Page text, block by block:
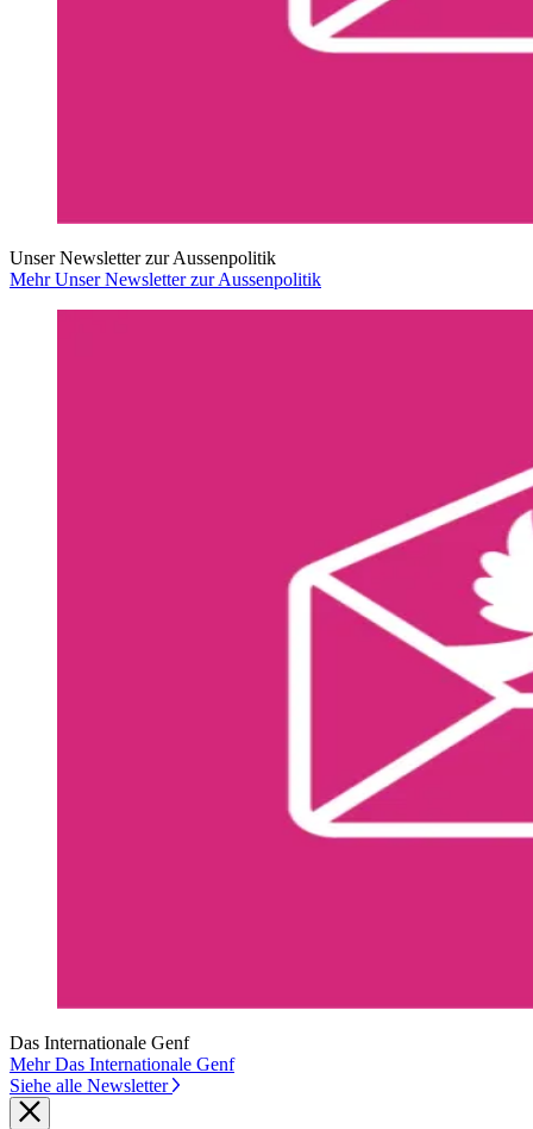
Unser Newsletter zur Aussenpolitik
Mehr Unser Newsletter zur Aussenpolitik
Das Internationale Genf
Mehr Das Internationale Genf
Siehe alle Newsletter